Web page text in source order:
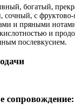
богатый,
сочный, с
и пряными
и
послевкусием.
сопровождение: